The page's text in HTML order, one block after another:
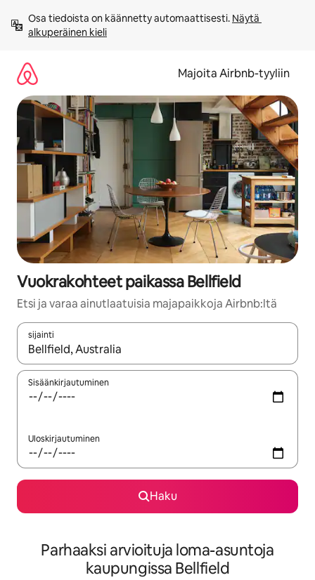
sisältö
väliin
Osa tiedoista on käännetty automaattisesti. Näytä
alkuperäinen kieli
Majoita Airbnb-tyyliin
Vuokrakohteet paikassa Bellfield
Etsi ja varaa ainutlaatuisia majapaikkoja Airbnb:ltä
sijainti
Kun tulokset ovat saatavilla, navigoi ylös- ja alas-
Sisäänkirjautuminen
Uloskirjautuminen
Haku
Parhaaksi arvioituja loma-asuntoja
kaupungissa Bellfield